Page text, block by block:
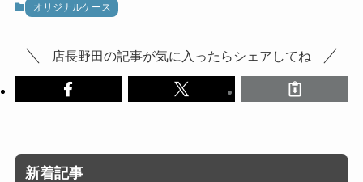
オリジナルケース
店長野田の記事が気に入ったらシェアしてね
新着記事